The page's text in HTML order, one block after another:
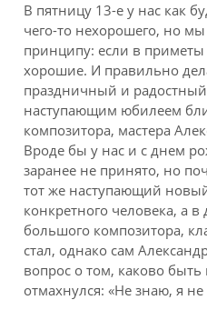
В пятницу 13-е у нас как
чего-то нехорошего, но
принципу: если в приметы
хорошие. И правильно
праздничный и
наступающим юбилеем
композитора, мастера
Вроде бы у нас и с днем
заранее не принято, но
тот же наступающий
конкретного человека, а
большого композитора,
стал, однако сам
вопрос о том, каково
отмахнулся: «Не знаю, я не